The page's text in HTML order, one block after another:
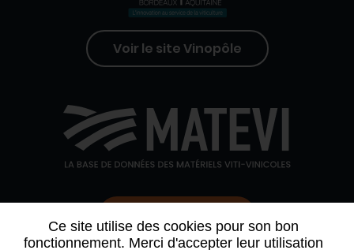
Ce site utilise des cookies pour son bon
fonctionnement. Merci d'accepter leur utilisation
Voir le site Vinopôle